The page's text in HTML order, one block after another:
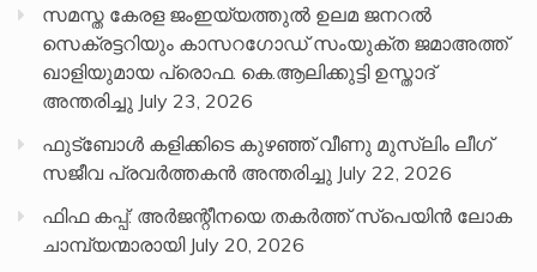
സമസ്ത കേരള ജംഇയ്യത്തുൽ ഉലമ ജനറൽ
സെക്രട്ടറിയും കാസറഗോഡ് സംയുക്ത ജമാഅത്ത്
ഖാളിയുമായ പ്രൊഫ. കെ.ആലിക്കുട്ടി ഉസ്താദ്
അന്തരിച്ചു July 23, 2026
ഫുട്ബോൾ കളിക്കിടെ കുഴഞ്ഞ് വീണു മുസ്ലിം ലീഗ്
സജീവ പ്രവർത്തകൻ അന്തരിച്ചു July 22, 2026
ഫിഫ കപ്പ്: അർജന്റീനയെ തകർത്ത് സ്പെയിൻ ലോക
ചാമ്പ്യന്മാരായി July 20, 2026